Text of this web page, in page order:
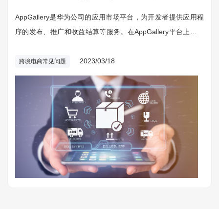
AppGallery是华为公司的应用市场平台，为开发者提供应用程
序的发布、推广和收益结算等服务。在AppGallery平台上绑定
跨境电商常见问题 2023/03/18